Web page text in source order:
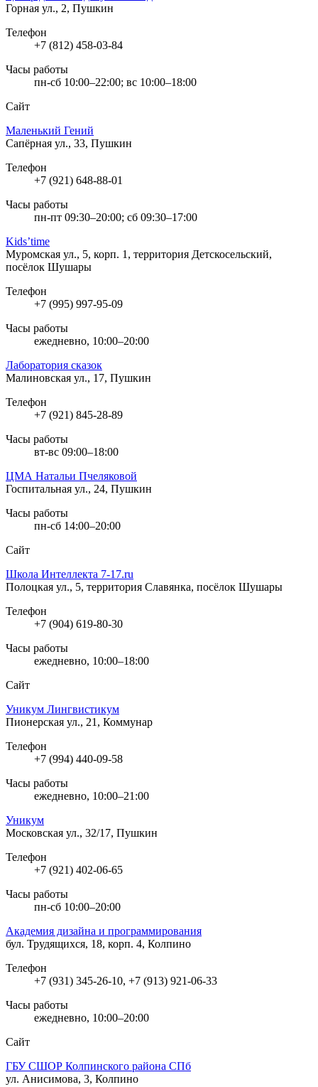
Горная ул., 2, Пушкин
Телефон
+7 (812) 458-03-84
Часы работы
пн-сб 10:00–22:00; вс 10:00–18:00
Сайт
Маленький Гений
Сапёрная ул., 33, Пушкин
Телефон
+7 (921) 648-88-01
Часы работы
пн-пт 09:30–20:00; сб 09:30–17:00
Kids’time
Муромская ул., 5, корп. 1, территория Детскосельский,
посёлок Шушары
Телефон
+7 (995) 997-95-09
Часы работы
ежедневно, 10:00–20:00
Лаборатория сказок
Малиновская ул., 17, Пушкин
Телефон
+7 (921) 845-28-89
Часы работы
вт-вс 09:00–18:00
ЦМА Натальи Пчеляковой
Госпитальная ул., 24, Пушкин
Часы работы
пн-сб 14:00–20:00
Сайт
Школа Интеллекта 7-17.ru
Полоцкая ул., 5, территория Славянка, посёлок Шушары
Телефон
+7 (904) 619-80-30
Часы работы
ежедневно, 10:00–18:00
Сайт
Уникум Лингвистикум
Пионерская ул., 21, Коммунар
Телефон
+7 (994) 440-09-58
Часы работы
ежедневно, 10:00–21:00
Уникум
Московская ул., 32/17, Пушкин
Телефон
+7 (921) 402-06-65
Часы работы
пн-сб 10:00–20:00
Академия дизайна и программирования
бул. Трудящихся, 18, корп. 4, Колпино
Телефон
+7 (931) 345-26-10, +7 (913) 921-06-33
Часы работы
ежедневно, 10:00–20:00
Сайт
ГБУ СШОР Колпинского района СПб
ул. Анисимова, 3, Колпино